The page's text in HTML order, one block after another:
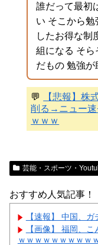
誰だって最初
い そこから
したお得な制
組になる そ
だもの 勉強が
💬
【悲報】株
削る→ニュー速
ｗｗｗ
芸能・スポーツ・
おすすめ人気記事！
【速報】 中国、ガ
【画像】 福岡、
ｗｗｗｗｗｗｗｗｗ